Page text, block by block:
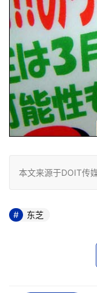
本文来源于DOIT传
东芝